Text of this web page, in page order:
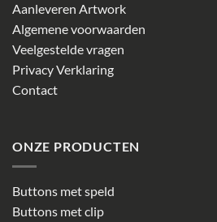
Aanleveren Artwork
Algemene voorwaarden
Veelgestelde vragen
Privacy Verklaring
Contact
ONZE PRODUCTEN
Buttons met speld
Buttons met clip